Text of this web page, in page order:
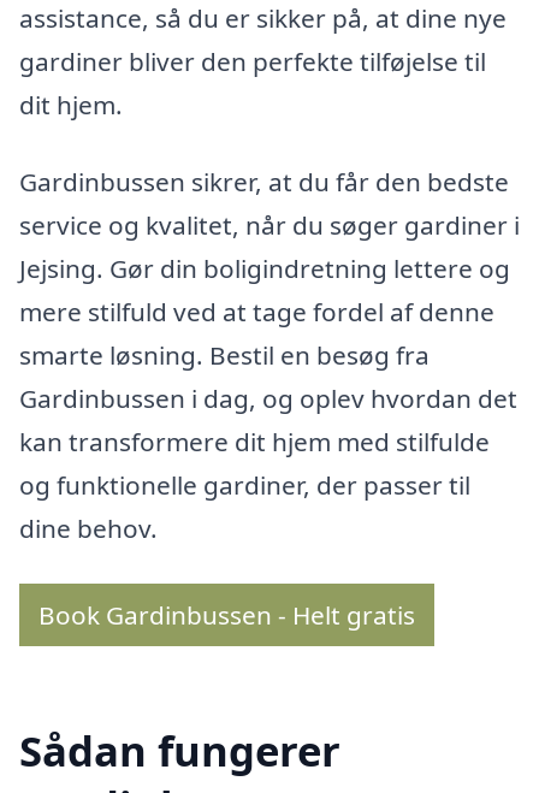
assistance, så du er sikker på, at dine nye
gardiner bliver den perfekte tilføjelse til
dit hjem.
Gardinbussen sikrer, at du får den bedste
service og kvalitet, når du søger gardiner i
Jejsing. Gør din boligindretning lettere og
mere stilfuld ved at tage fordel af denne
smarte løsning. Bestil en besøg fra
Gardinbussen i dag, og oplev hvordan det
kan transformere dit hjem med stilfulde
og funktionelle gardiner, der passer til
dine behov.
Book Gardinbussen - Helt gratis
Sådan fungerer